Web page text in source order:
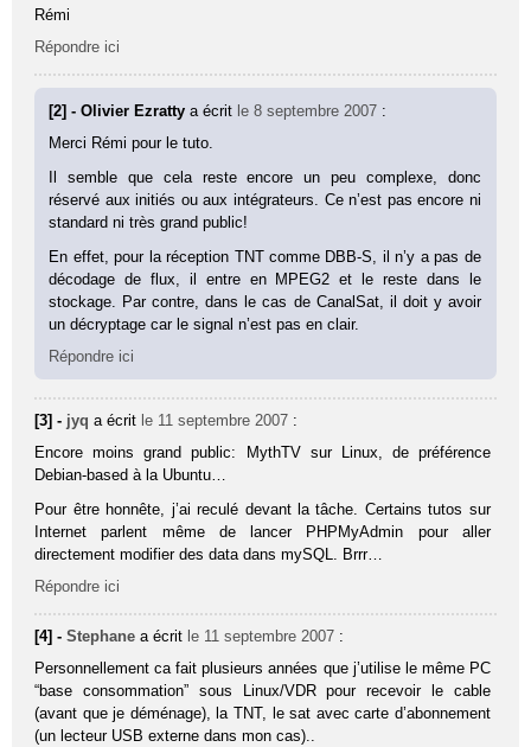
Rémi
Répondre ici
[2] - Olivier Ezrattya écrit le 8 septembre 2007 :
Merci Rémi pour le tuto.
Il semble que cela reste encore un peu complexe, donc
réservé aux initiés ou aux intégrateurs. Ce n’est pas encore ni
standard ni très grand public!
En effet, pour la réception TNT comme DBB-S, il n’y a pas de
décodage de flux, il entre en MPEG2 et le reste dans le
stockage. Par contre, dans le cas de CanalSat, il doit y avoir
un décryptage car le signal n’est pas en clair.
Répondre ici
[3] - jyq a écrit le 11 septembre 2007 :
Encore moins grand public: MythTV sur Linux, de préférence
Debian-based à la Ubuntu…
Pour être honnête, j’ai reculé devant la tâche. Certains tutos sur
Internet parlent même de lancer PHPMyAdmin pour aller
directement modifier des data dans mySQL. Brrr…
Répondre ici
[4] -Stephane a écrit le 11 septembre 2007 :
Personnellement ca fait plusieurs années que j’utilise le même PC
“base consommation” sous Linux/VDR pour recevoir le cable
(avant que je déménage), la TNT, le sat avec carte d’abonnement
(un lecteur USB externe dans mon cas)..